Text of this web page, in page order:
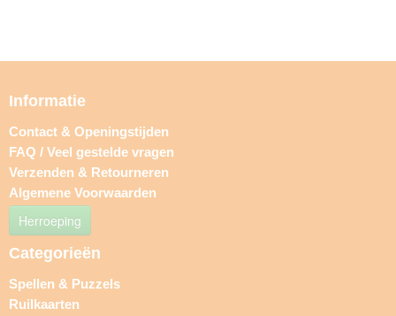
Informatie
Contact & Openingstijden
FAQ / Veel gestelde vragen
Verzenden & Retourneren
Algemene Voorwaarden
Herroeping
Categorieën
Spellen & Puzzels
Ruilkaarten